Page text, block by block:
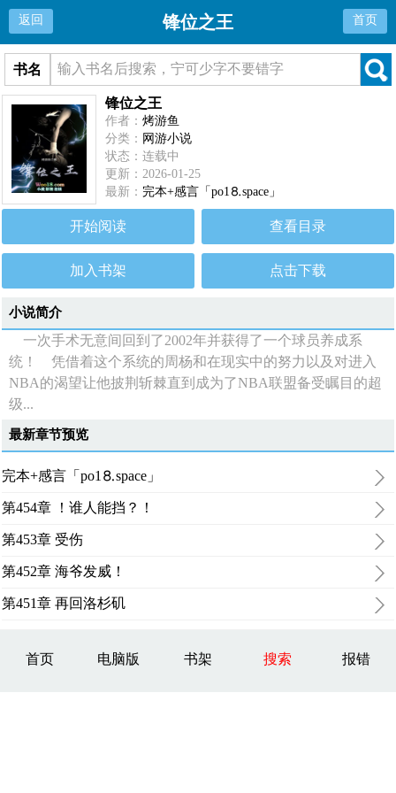
返回 锋位之王 首页
书名
锋位之王
作者：烤游鱼
分类： 网游小说
状态：连载中
更新：2026-01-25
最新： 完本+感言「po1⒏space」
开始阅读 查看目录
加入书架 点击下载
小说简介
一次手术无意间回到了2002年并获得了一个球员养成系
统！ 凭借着这个系统的周杨和在现实中的努力以及对进入
NBA的渴望让他披荆斩棘直到成为了NBA联盟备受瞩目的超
级...
最新章节预览
完本+感言「po1⒏space」
第454章 ！谁人能挡？！
第453章 受伤
第452章 海爷发威！
第451章 再回洛杉矶
首页 电脑版 书架 搜索 报错